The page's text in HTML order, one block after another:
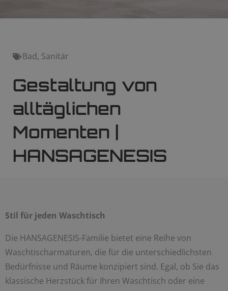
Bad, Sanitär
Gestaltung von
alltäglichen
Momenten |
HANSAGENESIS
Stil für jeden Waschtisch
Die HANSAGENESIS-Familie bietet eine Reihe von
Waschtischarmaturen, die für die unterschiedlichsten
Bedürfnisse und Räume konzipiert sind. Egal, ob Sie das
klassische Herzstück für Ihren Waschtisch oder eine